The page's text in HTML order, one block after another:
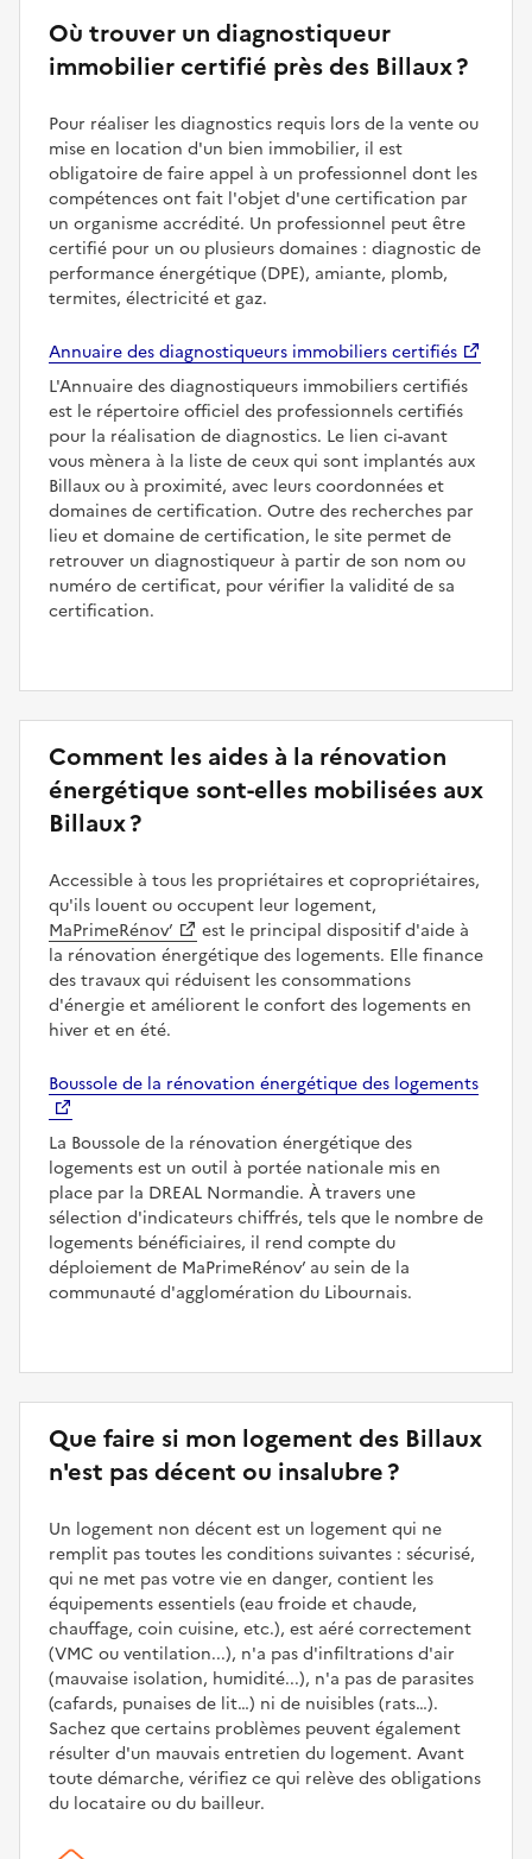
Où trouver un diagnostiqueur
immobilier certifié près des Billaux ?
Pour réaliser les diagnostics requis lors de la vente ou
mise en location d'un bien immobilier, il est
obligatoire de faire appel à un professionnel dont les
compétences ont fait l'objet d'une certification par
un organisme accrédité. Un professionnel peut être
certifié pour un ou plusieurs domaines : diagnostic de
performance énergétique (DPE), amiante, plomb,
termites, électricité et gaz.
Annuaire des diagnostiqueurs immobiliers certifiés
L'Annuaire des diagnostiqueurs immobiliers certifiés
est le répertoire officiel des professionnels certifiés
pour la réalisation de diagnostics. Le lien ci-avant
vous mènera à la liste de ceux qui sont implantés aux
Billaux ou à proximité, avec leurs coordonnées et
domaines de certification. Outre des recherches par
lieu et domaine de certification, le site permet de
retrouver un diagnostiqueur à partir de son nom ou
numéro de certificat, pour vérifier la validité de sa
certification.
Comment les aides à la rénovation
énergétique sont-elles mobilisées aux
Billaux ?
Accessible à tous les propriétaires et copropriétaires,
qu'ils louent ou occupent leur logement,
MaPrimeRénov’
est le principal dispositif d'aide à
la rénovation énergétique des logements. Elle finance
des travaux qui réduisent les consommations
d'énergie et améliorent le confort des logements en
hiver et en été.
Boussole de la rénovation énergétique des logements
La Boussole de la rénovation énergétique des
logements est un outil à portée nationale mis en
place par la DREAL Normandie. À travers une
sélection d'indicateurs chiffrés, tels que le nombre de
logements bénéficiaires, il rend compte du
déploiement de MaPrimeRénov’ au sein de la
communauté d'agglomération du Libournais.
Que faire si mon logement des Billaux
n'est pas décent ou insalubre ?
Un logement non décent est un logement qui ne
remplit pas toutes les conditions suivantes : sécurisé,
qui ne met pas votre vie en danger, contient les
équipements essentiels (eau froide et chaude,
chauffage, coin cuisine, etc.), est aéré correctement
(VMC ou ventilation...), n'a pas d'infiltrations d'air
(mauvaise isolation, humidité...), n'a pas de parasites
(cafards, punaises de lit…) ni de nuisibles (rats…).
Sachez que certains problèmes peuvent également
résulter d'un mauvais entretien du logement. Avant
toute démarche, vérifiez ce qui relève des obligations
du locataire ou du bailleur.